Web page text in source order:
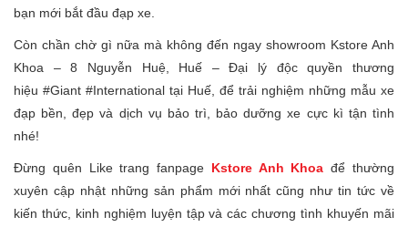
bạn mới bắt đầu đạp xe.
Còn chần chờ gì nữa mà không đến ngay showroom Kstore Anh
Khoa – 8 Nguyễn Huệ, Huế – Đại lý độc quyền thương
hiệu #Giant #International tại Huế, để trải nghiệm những mẫu xe
đạp bền, đẹp và dịch vụ bảo trì, bảo dưỡng xe cực kì tận tình
nhé!
Đừng quên Like trang fanpage Kstore Anh Khoađể thường
xuyên cập nhật những sản phẩm mới nhất cũng như tin tức về
kiến thức, kinh nghiệm luyện tập và các chương tình khuyến mãi